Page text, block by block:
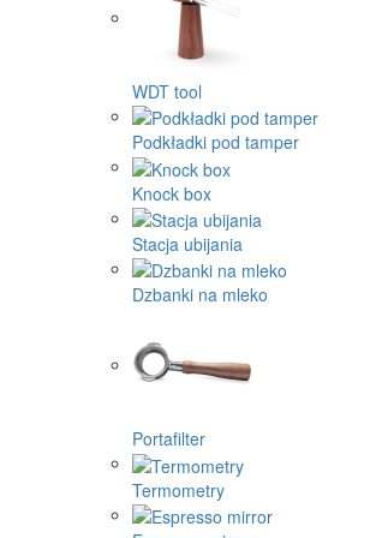
WDT tool
Podkładki pod tamper
Knock box
Stacja ubijania
Dzbanki na mleko
Portafilter
Termometry